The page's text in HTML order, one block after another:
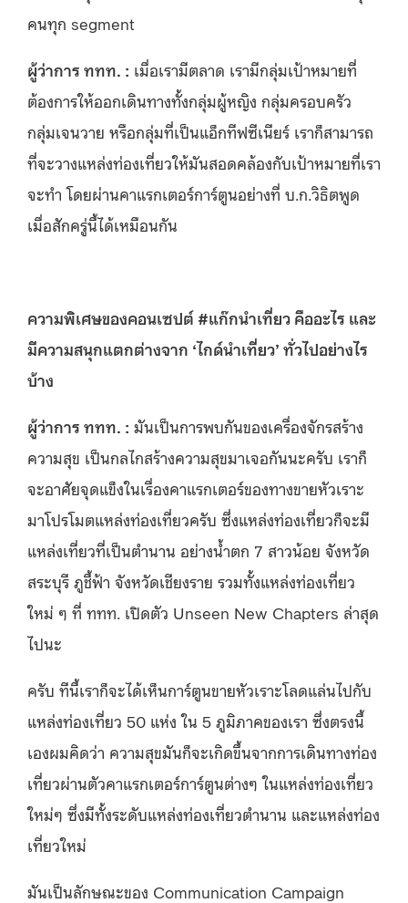
คนทุก segment
ผู้ว่าการ ททท. : เมื่อเรามีตลาด เรามีกลุ่มเป้าหมายที่
ต้องการให้ออกเดินทางทั้งกลุ่มผู้หญิง กลุ่มครอบครัว
กลุ่มเจนวาย หรือกลุ่มที่เป็นแอ็กทีฟซีเนียร์ เราก็สามารถ
ที่จะวางแหล่งท่องเที่ยวให้มันสอดคล้องกับเป้าหมายที่เรา
จะทำ โดยผ่านคาแรกเตอร์การ์ตูนอย่างที่ บ.ก.วิธิตพูด
เมื่อสักครู่นี้ได้เหมือนกัน
ความพิเศษของคอนเซปต์ #แก๊กนำเที่ยว คืออะไร และ
มีความสนุกแตกต่างจาก ‘ไกด์นำเที่ยว’ ทั่วไปอย่างไร
บ้าง
ผู้ว่าการ ททท. : มันเป็นการพบกันของเครื่องจักรสร้าง
ความสุข เป็นกลไกสร้างความสุขมาเจอกันนะครับ เราก็
จะอาศัยจุดแข็งในเรื่องคาแรกเตอร์ของทางขายหัวเราะ
มาโปรโมตแหล่งท่องเที่ยวครับ ซึ่งแหล่งท่องเที่ยวก็จะมี
แหล่งเที่ยวที่เป็นตำนาน อย่างน้ำตก 7 สาวน้อย จังหวัด
สระบุรี ภูชี้ฟ้า จังหวัดเชียงราย รวมทั้งแหล่งท่องเที่ยว
ใหม่ ๆ ที่ ททท. เปิดตัว Unseen New Chapters ล่าสุด
ไปนะ
ครับ ทีนี้เราก็จะได้เห็นการ์ตูนขายหัวเราะโลดแล่นไปกับ
แหล่งท่องเที่ยว 50 แห่ง ใน 5 ภูมิภาคของเรา ซึ่งตรงนี้
เองผมคิดว่า ความสุขมันก็จะเกิดขึ้นจากการเดินทางท่อง
เที่ยวผ่านตัวคาแรกเตอร์การ์ตูนต่างๆ ในแหล่งท่องเที่ยว
ใหม่ๆ ซึ่งมีทั้งระดับแหล่งท่องเที่ยวตำนาน และแหล่งท่อง
เที่ยวใหม่
มันเป็นลักษณะของ Communication Campaign